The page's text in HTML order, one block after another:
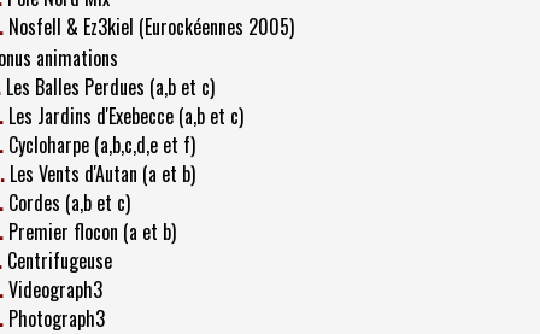
Nosfell & Ez3kiel (Eurockéennes 2005)
animations
Les Balles Perdues (a,b et c)
Les Jardins d'Exebecce (a,b et c)
Cycloharpe (a,b,c,d,e et f)
Les Vents d'Autan (a et b)
Cordes (a,b et c)
Premier flocon (a et b)
Centrifugeuse
Videograph3
Photograph3